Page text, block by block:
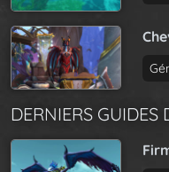
DERNIERS GUIDES